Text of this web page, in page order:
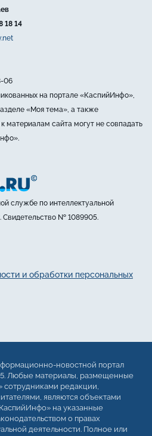
18 14
06
на портале «КаспийИнфо»,
«Моя тема», а также
материалам сайта могут не совпадать
службе по интеллектуальной
Свидетельство № 1089905.
и обработки персональных
новостной портал
Любые материалы, размещенные
сотрудниками редакции,
являются объектами
на указанные
о правах
деятельности. Полное или